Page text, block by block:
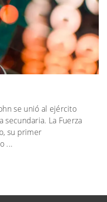
se unió al ejército
secundaria. La Fuerza
su primer
...